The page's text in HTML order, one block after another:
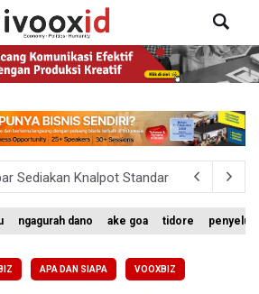
Sediakan Knalpot Standar Gratis di Pos
Ekonomi 2026 untuk Perbarui Data
Reaktivasi IGRS Rampung 2026
ngagurah dano ake goa tidore
APA DAN SIAPA VOOXBIZ